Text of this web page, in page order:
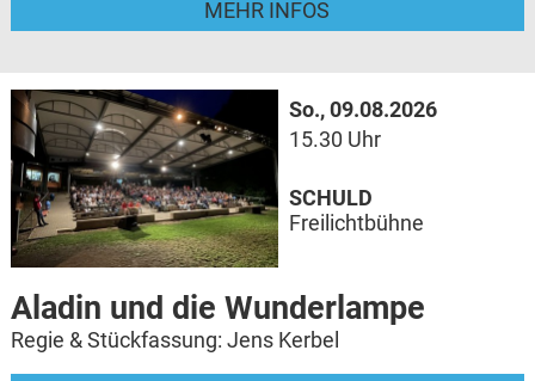
MEHR INFOS
So., 09.08.2026
15.30 Uhr
Aladin und die Wunderlampe
Regie & Stückfassung: Jens Kerbel
SCHULD
Freilichtbühne